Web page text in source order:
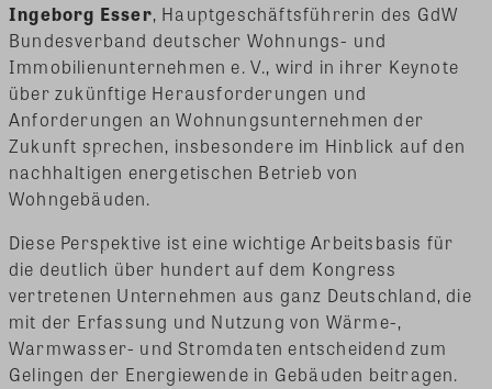
Ingeborg Esser, Hauptgeschäftsführerin des GdW
Bundesverband deutscher Wohnungs- und
Immobilienunternehmen e. V., wird in ihrer Keynote
über zukünftige Herausforderungen und
Anforderungen an Wohnungsunternehmen der
Zukunft sprechen, insbesondere im Hinblick auf den
nachhaltigen energetischen Betrieb von
Wohngebäuden.
Diese Perspektive ist eine wichtige Arbeitsbasis für
die deutlich über hundert auf dem Kongress
vertretenen Unternehmen aus ganz Deutschland, die
mit der Erfassung und Nutzung von Wärme-,
Warmwasser- und Stromdaten entscheidend zum
Gelingen der Energiewende in Gebäuden beitragen.